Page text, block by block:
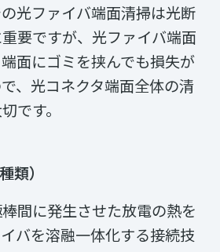
光ファイバ端面清掃は光断
要ですが、光ファイバ端面
面にゴミを挟んでも損失が
、光コネクタ端面全体の清
です。
類）
間に発生させた放電の熱を
バを溶融一体化する接続技